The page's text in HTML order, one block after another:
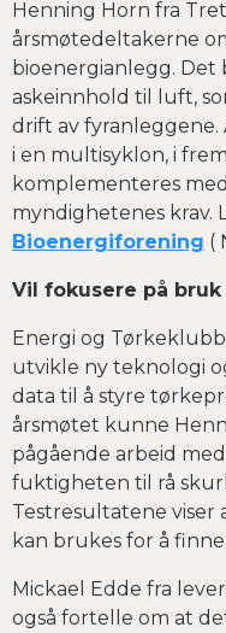
Henning Horn fra
årsmøtedeltakerne
bioenergianlegg. Det
askeinnhold til luft,
drift av
i en multisyklon, i
komplementeres
myndighetenes krav.
Bioenergiforening (
Vil fokusere på bruk
Energi og
utvikle ny teknologi
data til å styre
årsmøtet kunne
pågående arbeid
fuktigheten til rå
Testresultatene
kan brukes for å
Mickael Edde fra
også fortelle om at